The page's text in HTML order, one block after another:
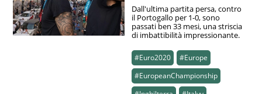
Dall'ultima partita persa, contro
il Portogallo per 1-0, sono
passati ben 33 mesi, una striscia
di imbattibilità impressionante.
#Euro2020
#Europe
#EuropeanChampionship